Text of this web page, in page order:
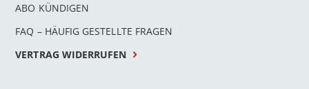
ABO KÜNDIGEN
FAQ – HÄUFIG GESTELLTE FRAGEN
VERTRAG WIDERRUFEN